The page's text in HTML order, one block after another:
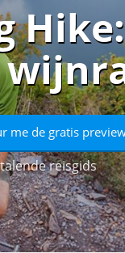
me de gratis
reisgids